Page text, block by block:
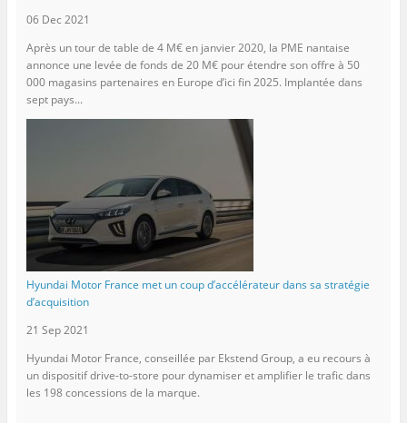
06 Dec 2021
Après un tour de table de 4 M€ en janvier 2020, la PME nantaise
annonce une levée de fonds de 20 M€ pour étendre son offre à 50
000 magasins partenaires en Europe d’ici fin 2025. Implantée dans
sept pays...
Hyundai Motor France met un coup d’accélérateur dans sa stratégie
d’acquisition
21 Sep 2021
Hyundai Motor France, conseillée par Ekstend Group, a eu recours à
un dispositif drive-to-store pour dynamiser et amplifier le trafic dans
les 198 concessions de la marque.